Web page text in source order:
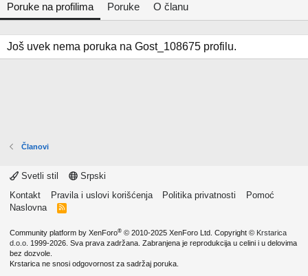
Poruke na profilima Poruke O članu
Još uvek nema poruka na Gost_108675 profilu.
Članovi
Svetli stil
Srpski
Kontakt
Pravila i uslovi korišćenja Politika privatnosti
Pomoć
Naslovna
R
Community platform by XenForo® © 2010-2025 XenForo Ltd. Copyright © Krstarica
d.o.o. 1999-2026. Sva prava zadržana. Zabranjena je reprodukcija u celini i u delovima
bez dozvole.
Krstarica ne snosi odgovornost za sadržaj poruka.